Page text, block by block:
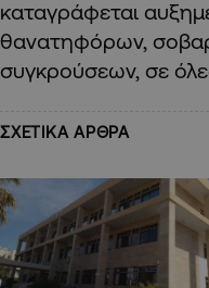
καταγράφεται
θανατηφόρων,
συγκρούσεων, σε
ΣΧΕΤΙΚΑ ΑΡΘΡΑ